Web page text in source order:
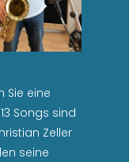
Sie eine
Songs sind
Zeller
seine